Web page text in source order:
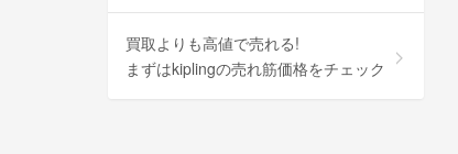
買取よりも高値で売れる!
まずはkiplingの売れ筋価格をチェック